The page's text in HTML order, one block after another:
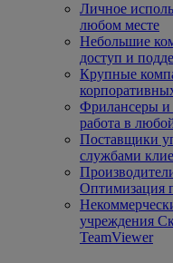
Личное
любом месте
Небольшие
доступ и
Крупные
Фрилансеры и
работа в
Поставщики
службами
Оптимизация
учреждения
TeamViewer